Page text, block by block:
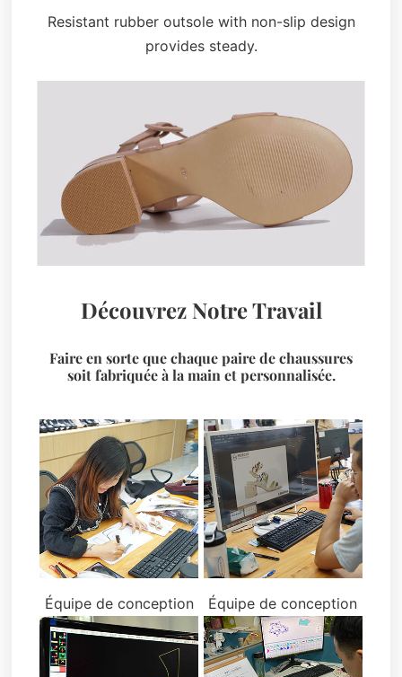
Resistant rubber outsole with non-slip design
provides steady.
Découvrez Notre Travail
Faire en sorte que chaque paire de chaussures
soit fabriquée à la main et personnalisée.
Équipe de conception Équipe de conception